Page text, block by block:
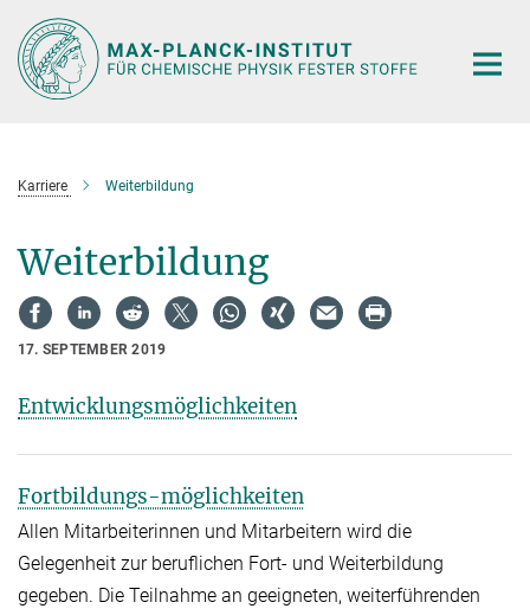
Hauptinhalt
Karriere Weiterbildung
Weiterbildung
17. SEPTEMBER 2019
Entwicklungsmöglichkeiten
Fortbildungs-möglichkeiten
Allen Mitarbeiterinnen und Mitarbeitern wird die
Gelegenheit zur beruflichen Fort- und Weiterbildung
gegeben. Die Teilnahme an geeigneten, weiterführenden